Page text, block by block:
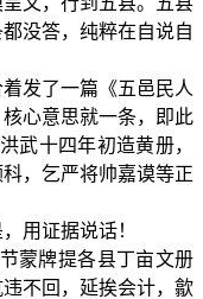
没答，纯粹在自说自
发了一篇《五邑民人
心意思就一条，即此
武十四年初造黄册，
，乞严将帅嘉谟等正
用证据说话！
蒙牌提各县丁亩文册
不回，延挨会计，歙